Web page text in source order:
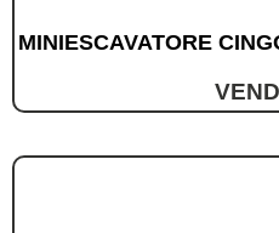
MINIESCAVATORE